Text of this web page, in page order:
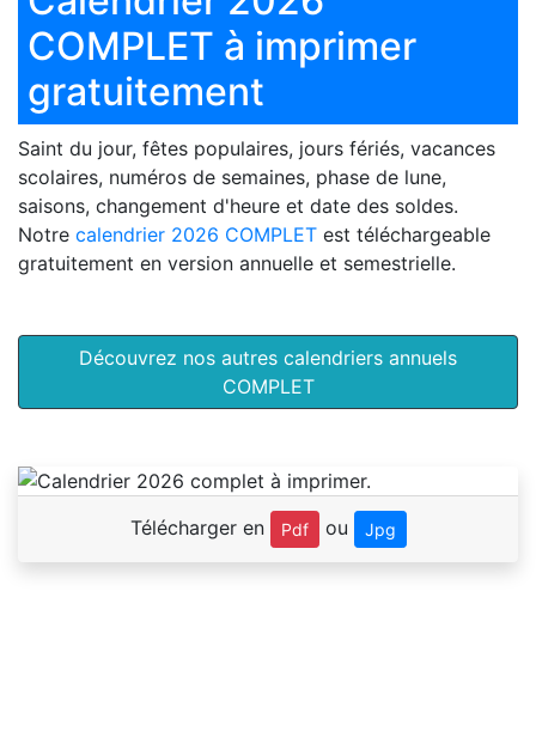
COMPLET à imprimer
gratuitement
Saint du jour, fêtes populaires, jours fériés, vacances
scolaires, numéros de semaines, phase de lune,
saisons, changement d'heure et date des soldes.
Notre calendrier 2026 COMPLET est téléchargeable
gratuitement en version annuelle et semestrielle.
Découvrez nos autres calendriers annuels
COMPLET
Télécharger en Pdf ou Jpg